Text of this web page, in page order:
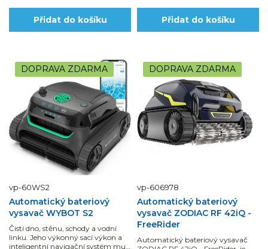
Přidat do košíku Přidat do košíku
DOPRAVA ZDARMA
vp-60WS2
Automatický bateriový
vysavač WYBOT S2
Čistí dno, stěnu, schody a vodní
linku. Jeho výkonný sací výkon a
inteligentní navigační systém mu
DOPRAVA ZDARMA
vp-606978
Automatický bateriový
vysavač ZODIAC RF 42iQ -
FreeRider
Automatický bateriový vysavač